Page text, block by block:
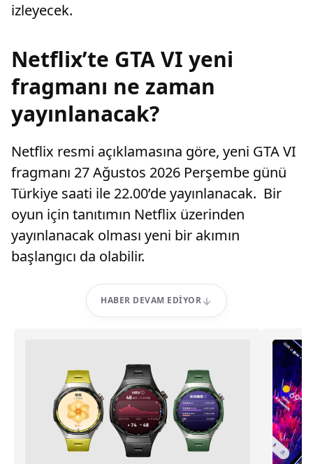
izleyecek.
Netflix’te GTA VI yeni
fragmanı ne zaman
yayınlanacak?
Netflix resmi açıklamasına göre, yeni GTA VI
fragmanı 27 Ağustos 2026 Perşembe günü
Türkiye saati ile 22.00’de yayınlanacak. Bir
oyun için tanıtımın Netflix üzerinden
yayınlanacak olması yeni bir akımın
başlangıcı da olabilir.
HABER DEVAM EDIYOR